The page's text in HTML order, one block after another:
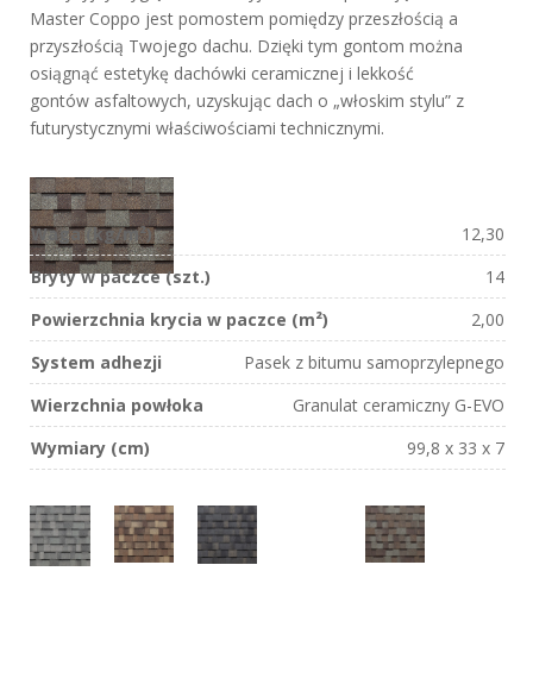
Master Coppo jest pomostem pomiędzy przeszłością a
przyszłością Twojego dachu. Dzięki tym gontom można
osiągnąć estetykę dachówki ceramicznej i lekkość
gontów asfaltowych, uzyskując dach o „włoskim stylu” z
futurystycznymi właściwościami technicznymi.
Waga (kg/m²)
12,30
Bryty w paczce (szt.)
14
Powierzchnia krycia w paczce (m²)
2,00
System adhezji
Pasek z bitumu samoprzylepnego
Wierzchnia powłoka
Granulat ceramiczny G-EVO
Wymiary (cm)
99,8 x 33 x 7